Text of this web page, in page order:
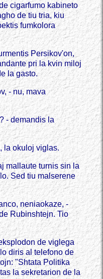
cigarfumo kabineto
de tiu tria, kiu
fumkolora
Persikov'on,
pri la kvin miloj
la gasto.
- nu, mava
- demandis la
la okuloj viglas.
mallaute turnis sin la
Sed tiu malserene
neniaokaze, -
Rubinshtejn. Tio
de viglega
diris al telefono de
"Shtata Politika
la sekretarion de la